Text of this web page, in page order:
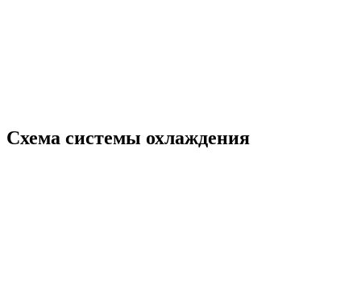
Схема системы охлаждения